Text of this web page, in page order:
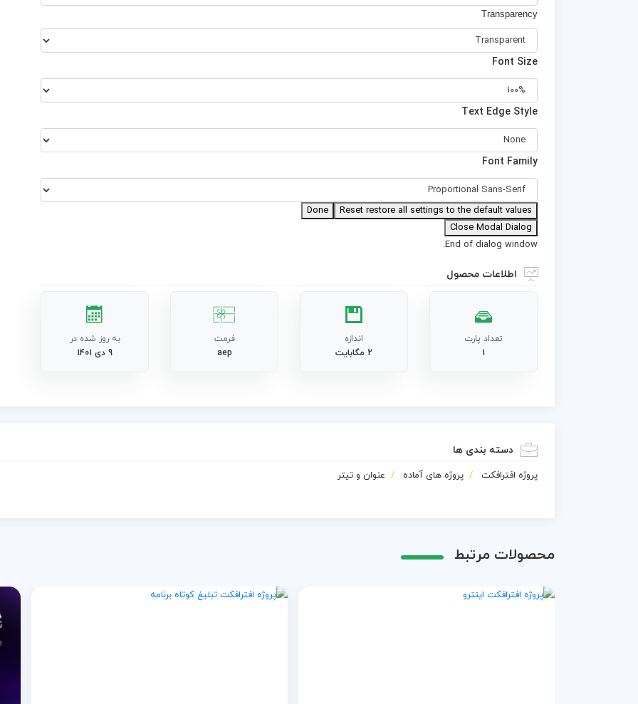
Transparency
Font Size
Text Edge Style
Font Family
Reset restore all settings to the default values
Done
Close Modal Dialog
End of dialog window.
اطلاعات محصول
تعداد پارت
1
اندازه
2 مگابایت
فرمت
aep
به روز شده در
9 دی 1401
دسته بندی ها
پروژه افترافکت پروژه های آماده عنوان و تیتر
محصولات مرتبط